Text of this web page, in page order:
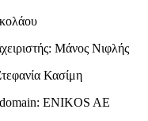
Μάνος Νιφλής
Κασίμη
ENIKOS AE